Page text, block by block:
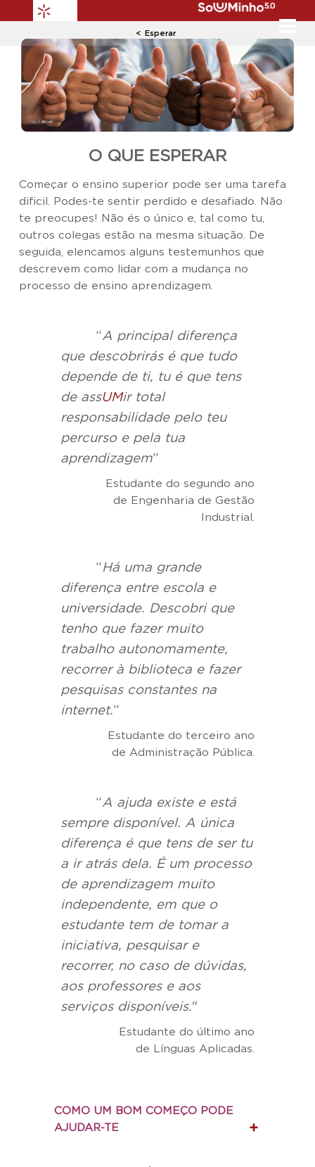
Esperar
​O QUE ESPERAR
Começar o ensino superior pode ser uma tarefa
dificil. Podes-te sentir perdido e desafiado. Não
te preocupes! Não és o único e, tal como tu,
outros colegas estão na mesma situação. De
seguida, elencamos alguns testemunhos que
descrevem como lidar com a mudança no
processo de ensino aprendizagem.
“A principal diferença
que descobrirás é que tudo
depende de ti, tu é que tens
de assUMir total
responsabilidade pelo teu
percurso e pela tua
aprendizagem”
Estudante do segundo ano
de Engenharia de Gestão
Industrial.
“ Há uma grande
diferença entre escola e
universidade. Descobri que
tenho que fazer muito
trabalho autonomamente,
recorrer à biblioteca e fazer
pesquisas constantes na
internet.”
Estudante do terceiro ano
de Administração Pública.
“A ajuda existe e está
sempre disponível. A única
diferença é que tens de ser tu
a ir atrás dela. É um processo
de aprendizagem muito
independente, em que o
estudante tem de tomar a
iniciativa, pesquisar e
recorrer, no caso de dúvidas,
aos professores e aos
serviços disponíveis."
Estudante do último ano
de Línguas Aplicadas.
COMO UM BOM COMEÇO PODE
AJUDAR-TE